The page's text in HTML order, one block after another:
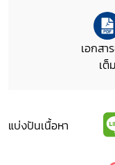
เอกสา
เต็ม
แบ่งปันเนื้อหา